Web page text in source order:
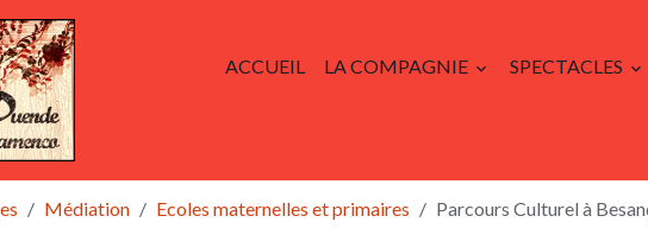
ACCUEIL LA COMPAGNIE SPECTACLES
Médiation Ecoles maternelles et primaires Parcours Culturel à